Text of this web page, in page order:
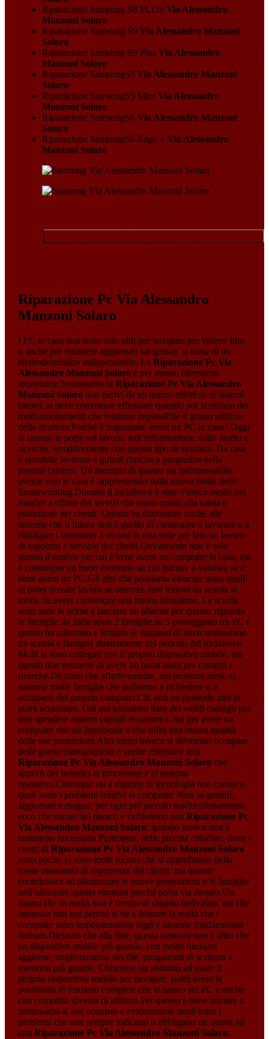
Riparazione Samsung S8 PLUS Via Alessandro
Manzoni Solaro
Riparazione Samsung S9Via Alessandro Manzoni
Solaro
Riparazione Samsung S9 PlusVia Alessandro
Manzoni Solaro
Riparazione SamsungS5Via Alessandro Manzoni
Solaro
Riparazione SamsungS5 Mini Via Alessandro
Manzoni Solaro
Riparazione SamsungS6Via Alessandro Manzoni
Solaro
Riparazione SamsungS6 Edge + Via Alessandro
Manzoni Solaro
Riparazione Pc Via Alessandro
Manzoni Solaro
I PC in casa non sono solo utili per navigare per vedere film
o anche per rimanere aggiornati sui gossip, si tratta di un
elettrodomestico indispensabile. La Riparazione Pc Via
Alessandro Manzoni Solaroè per questo altrettanto
importante.Nonostante la Riparazione Pc Via Alessandro
Manzoni Solaronon derivi da un danno effettivo ai sistemi
interni, si deve comunque effettuare quando poi si notano dei
malfunzionamenti che rendono impossibile il giusto utilizzo
della struttura.Perché è importante avere un PC in casa? Oggi
si aprono le porte sul lavoro, sull’informazione, sullo studio e
ricerche, semplicemente con questo tipo di struttura. Da casa
è possibile lavorare e quindi riuscire a progredire nella
propria carriera. Un esempio di quanto sia indispensabile
averne uno in casa è rappresentato dalla nuova realtà dello
Smartworking.Durante il lockdown è stato l’unico modo per
riuscire a offrire dei servizi che erano mirati alla tutela e
protezione dei clienti. Questo ha dimostrato anche alle
aziende che il futuro non è quello di continuare a lavorare o a
obbligare i lavoratori a recarsi in una sede per fare un lavoro
di supporto e servizio dei clienti.Ovviamente non è solo
questo il motivo per cui è bene avere un computer in casa, ma
è comunque un buon elemento su cui iniziare a valutare se e
bene avere un PC.Gli altri che possiamo elencare sono quelli
di poter trovare lavoro su internet, fare lezioni da scuola in
modo da avere comunque una buona istruzione. Le scuole
sono state le prime a lanciare un allarme per quanto riguarda
le famiglie. In Italia sono 2 famiglie su 5 posseggono un PC e
questo ha rallentato e limitato le funzioni di interconnessione
tra scuola e famiglia direttamente nel periodo del lockdown.
Molti si sono collegati con il proprio dispositivo mobile, ma
questo non permette di avere un buon aiuto per compiti e
ricerche.Diciamo che effettivamente, nei prossimi mesi, ci
saranno molte famiglie che andranno a richiedere o a
occuparsi del proprio computer.Chi non en possiede uno lo
potrà acquistare. Già qui possiamo dare dei validi consigli per
non spendere enormi capitali economici, ma per avere un
computer che sia funzionale e che offra una buona qualità
delle sue prestazioni.Altri utenti invece si dovranno occupare
delle giuste manutenzioni o anche effettuare una
Riparazione Pc Via Alessandro Manzoni Solaroche
apporti dei benefici al processore e al sistema
operativo.Chiunque sia a digiuno di tecnologia non conosce
quali sono i problemi relativi ai computer. Non sa gestirli,
aggiornali e magari, per ogni più piccolo malfunzionamento,
ecco che vanno nel panico e richiedono una Riparazione Pc
Via Alessandro Manzoni Solaro, quando invece non è
nemmeno necessaria.Purtroppo, nelle piccole cittadine, dove i
centri di Riparazione Pc Via Alessandro Manzoni Solaro
sono pochi, ci sono molti tecnici che si approfittano della
totale mancanza di esperienza dei clienti, ma questo
contribuisce ad allontanare le nuove generazioni e le famiglie
nell’utilizzare questa struttura perché porta via denaro.Un
danno che in realtà non è rivolto al singolo individuo, ma che
interessa tutti noi perché si va a limitare la realtà che i
computer sono importantissimi oggi e saranno fondamentali
domani.Diciamo che alla fine, questa struttura non è altro che
un dispositivo mobile più grande, con molte funzioni
aggiunte, miglioramento dei file, programmi di scrittura e
memoria più grande. Chiunque sia abituato ad usare il
proprio dispositivo mobile per navigare, potrà avere la
possibilità di funzioni complete che si hanno sul PC e anche
una comodità diversa di utilizzo.Per questo è bene iniziare a
interessarsi al suo acquisto e evidenziamo quali sono i
problemi che non sempre indicano o obbligano un utente ad
una Riparazione Pc Via Alessandro Manzoni Solaro.